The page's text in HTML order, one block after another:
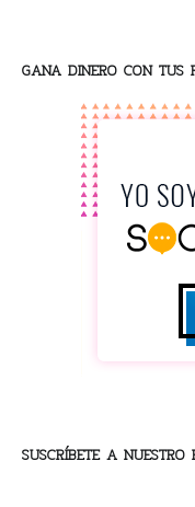
GANA DINERO CON TUS
SUSCRÍBETE A NUESTRO